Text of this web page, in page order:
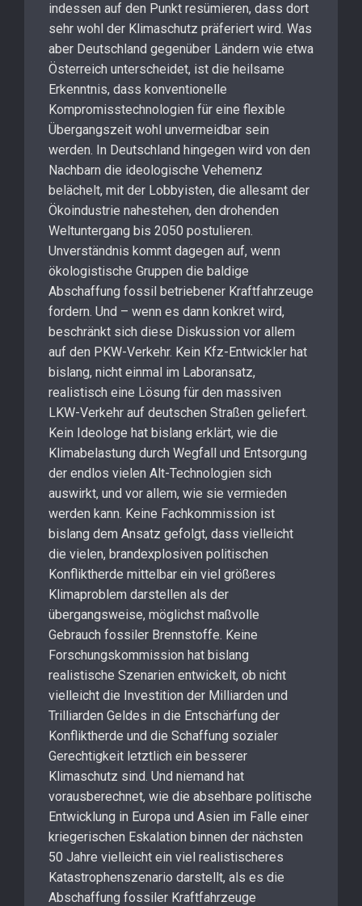
indessen auf den Punkt resümieren, dass dort
sehr wohl der Klimaschutz präferiert wird. Was
aber Deutschland gegenüber Ländern wie etwa
Österreich unterscheidet, ist die heilsame
Erkenntnis, dass konventionelle
Kompromisstechnologien für eine flexible
Übergangszeit wohl unvermeidbar sein
werden. In Deutschland hingegen wird von den
Nachbarn die ideologische Vehemenz
belächelt, mit der Lobbyisten, die allesamt der
Ökoindustrie nahestehen, den drohenden
Weltuntergang bis 2050 postulieren.
Unverständnis kommt dagegen auf, wenn
ökologistische Gruppen die baldige
Abschaffung fossil betriebener Kraftfahrzeuge
fordern. Und – wenn es dann konkret wird,
beschränkt sich diese Diskussion vor allem
auf den PKW-Verkehr. Kein Kfz-Entwickler hat
bislang, nicht einmal im Laboransatz,
realistisch eine Lösung für den massiven
LKW-Verkehr auf deutschen Straßen geliefert.
Kein Ideologe hat bislang erklärt, wie die
Klimabelastung durch Wegfall und Entsorgung
der endlos vielen Alt-Technologien sich
auswirkt, und vor allem, wie sie vermieden
werden kann. Keine Fachkommission ist
bislang dem Ansatz gefolgt, dass vielleicht
die vielen, brandexplosiven politischen
Konfliktherde mittelbar ein viel größeres
Klimaproblem darstellen als der
übergangsweise, möglichst maßvolle
Gebrauch fossiler Brennstoffe. Keine
Forschungskommission hat bislang
realistische Szenarien entwickelt, ob nicht
vielleicht die Investition der Milliarden und
Trilliarden Geldes in die Entschärfung der
Konfliktherde und die Schaffung sozialer
Gerechtigkeit letztlich ein besserer
Klimaschutz sind. Und niemand hat
vorausberechnet, wie die absehbare politische
Entwicklung in Europa und Asien im Falle einer
kriegerischen Eskalation binnen der nächsten
50 Jahre vielleicht ein viel realistischeres
Katastrophenszenario darstellt, als es die
Abschaffung fossiler Kraftfahrzeuge